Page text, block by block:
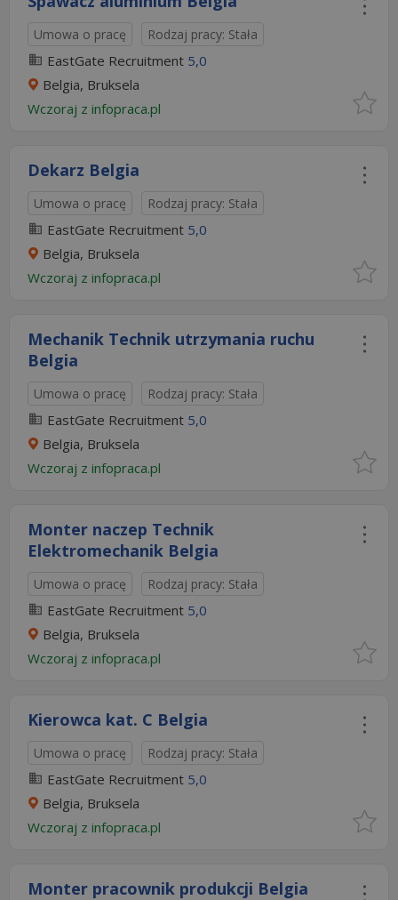
Umowa o pracę Rodzaj pracy: Stała
EastGate Recruitment 5,0
Belgia, Bruksela
Wczoraj z infopraca.pl
Dekarz Belgia
Umowa o pracę Rodzaj pracy: Stała
EastGate Recruitment 5,0
Belgia, Bruksela
Wczoraj z infopraca.pl
Mechanik Technik utrzymania ruchu
Belgia
Umowa o pracę Rodzaj pracy: Stała
EastGate Recruitment 5,0
Belgia, Bruksela
Wczoraj z infopraca.pl
Monter naczep Technik
Elektromechanik Belgia
Umowa o pracę Rodzaj pracy: Stała
EastGate Recruitment 5,0
Belgia, Bruksela
Wczoraj z infopraca.pl
Kierowca kat. C Belgia
Umowa o pracę Rodzaj pracy: Stała
EastGate Recruitment 5,0
Belgia, Bruksela
Wczoraj z infopraca.pl
Monter pracownik produkcji Belgia